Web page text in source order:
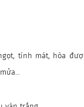
tính mát, hòa